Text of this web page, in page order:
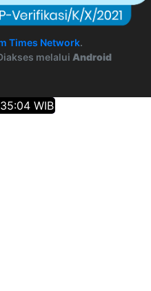
Times Network.
melalui Android
WIB